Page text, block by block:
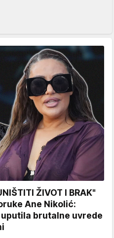
ŽIVOT I BRAK"
Ane Nikolić:
brutalne uvrede